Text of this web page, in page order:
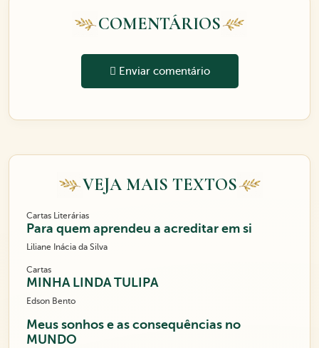
COMENTÁRIOS
Enviar comentário
VEJA MAIS TEXTOS
Cartas Literárias
Para quem aprendeu a acreditar em si
Liliane Inácia da Silva
Cartas
MINHA LINDA TULIPA
Edson Bento
Meus sonhos e as consequências no
MUNDO